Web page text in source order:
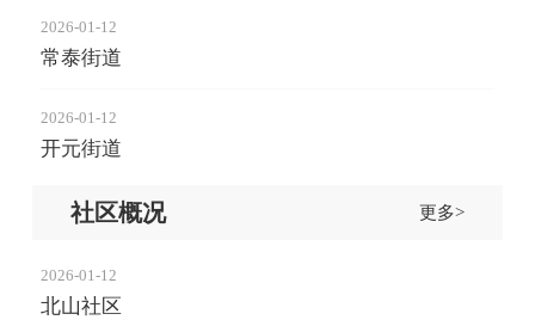
2026-01-12
常泰街道
2026-01-12
开元街道
社区概况 更多>
2026-01-12
北山社区